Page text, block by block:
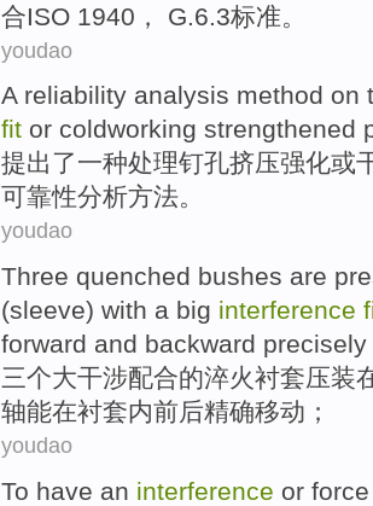
合ISO 1940， G.6.3标准。
youdao
A reliability analysis method on
fit or coldworking strengthened
提出了一种处理钉孔挤压强化或
可靠性分析方法。
youdao
Three quenched bushes are
(sleeve) with a big interference
forward and backward precisely
三个大干涉配合的淬火衬套压装
轴能在衬套内前后精确移动 ；
youdao
To have an interference or force